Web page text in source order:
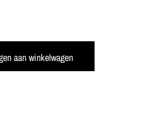
aan winkelwagen